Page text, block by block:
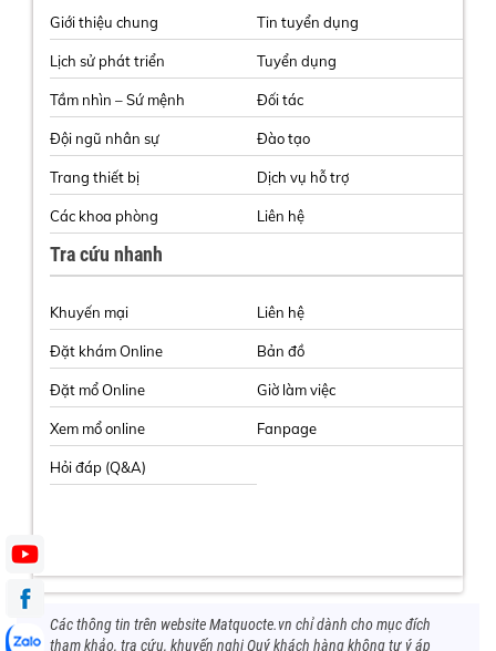
Giới thiệu chung
Lịch sử phát triển
Tầm nhìn – Sứ mệnh
Đội ngũ nhân sự
Trang thiết bị
Các khoa phòng
Tin tuyển dụng
Tuyển dụng
Đối tác
Đào tạo
Dịch vụ hỗ trợ
Liên hệ
Tra cứu nhanh
Khuyến mại
Đặt khám Online
Đặt mổ Online
Xem mổ online
Hỏi đáp (Q&A)
Liên hệ
Bản đồ
Giờ làm việc
Fanpage
Các thông tin trên website Matquocte.vn chỉ dành cho mục đích
tham khảo, tra cứu, khuyến nghị Quý khách hàng không tự ý áp